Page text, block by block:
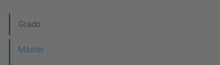
a
Grado
Máster